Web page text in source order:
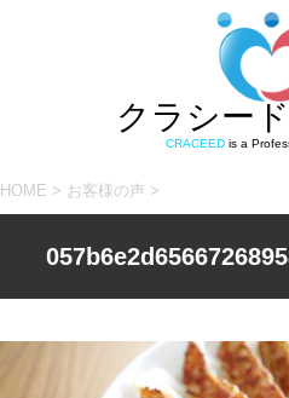
クラシー
CRACEEDis a
HOME > お客様の声 >